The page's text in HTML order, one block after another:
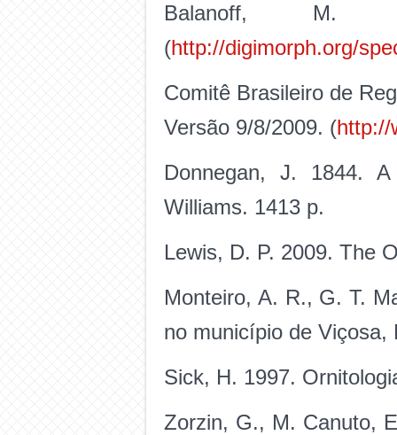
Balanoff,
(http://digimorph.org/
Comitê Brasileiro de
Versão 9/8/2009. (http://
Donnegan, J. 1844.
Williams. 1413 p.
Lewis, D. P. 2009. The
Monteiro, A. R., G. T.
no município de Viçosa,
Sick, H. 1997.
Zorzin, G., M. Canuto,